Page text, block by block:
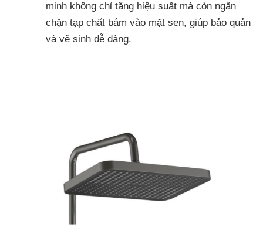
minh không chỉ tăng hiệu suất mà còn ngăn
chặn tạp chất bám vào mặt sen, giúp bảo quản
và vệ sinh dễ dàng.